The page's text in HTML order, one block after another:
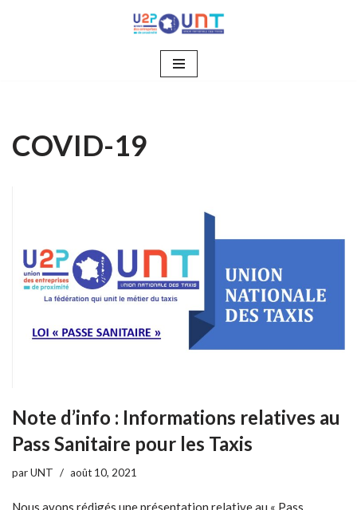
COVID-19
Note d’info : Informations relatives au
Pass Sanitaire pour les Taxis
parUNT août 10, 2021
Nous avons rédigés une présentation relative au « Pass